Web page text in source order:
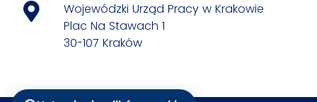
Wojewódzki Urząd Pracy w Krakowie
Plac Na Stawach 1
30-107 Kraków